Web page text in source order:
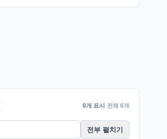
0개 표시 전체 0개
전부 펼치기